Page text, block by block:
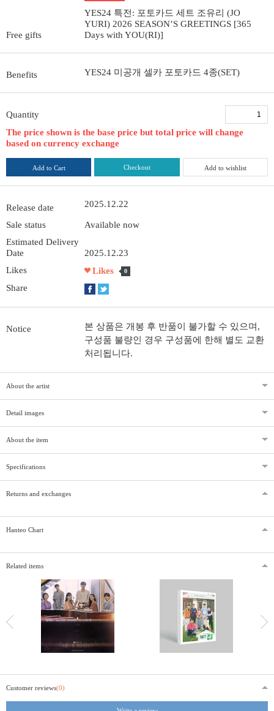
Free gifts
YES24 특전: 포토카드 세트 조유리 (JO
YURI) 2026 SEASON’S GREETINGS [365
Days with YOU(RI)]
Benefits YES24 미공개 셀카 포토카드 4종(SET)
Quantity
The price shown is the base price but total price will change
based on currency exchange
Add to Cart Checkout Add to wishlist
Release date 2025.12.22
Sale status
Available now
Estimated Delivery
Date
2025.12.23
Likes
Likes 0
Share
Notice
본 상품은 개봉 후 반품이 불가할 수 있으며,
구성품 불량인 경우 구성품에 한해 별도 교환
처리됩니다.
About the artist
Detail images
About the item
Specifications
Returns and exchanges
Hanteo Chart
Related items
Customer reviews(0)